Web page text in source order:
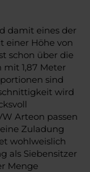
damit eines der
einer Höhe von
schon über die
1,87 Meter
sind
wird
Arteon passen
Zuladung
wohlweislich
als Siebensitzer
Menge